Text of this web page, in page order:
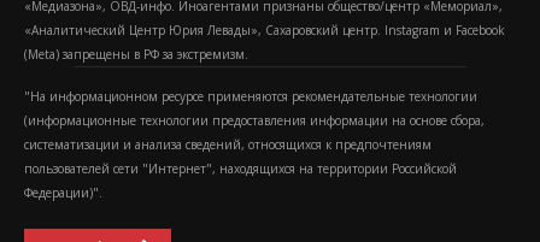
«Медиазона», ОВД-инфо. Иноагентами признаны общество/центр «Мемориал»,
«Аналитический Центр Юрия Левады», Сахаровский центр. Instagram и Facebook
(Metа) запрещены в РФ за экстремизм.
"На информационном ресурсе применяются рекомендательные технологии
(информационные технологии предоставления информации на основе сбора,
систематизации и анализа сведений, относящихся к предпочтениям
пользователей сети "Интернет", находящихся на территории Российской
Федерации)".